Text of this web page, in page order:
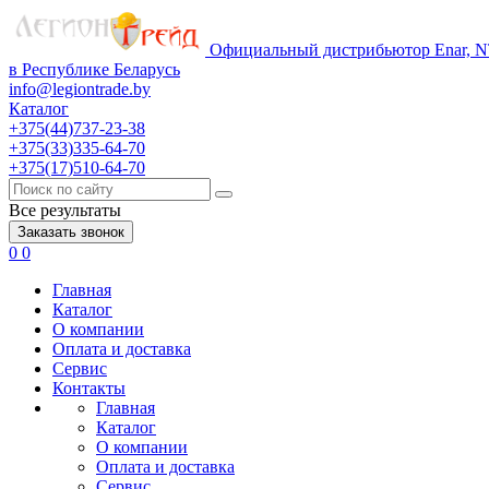
Официальный дистрибьютор Enar,
в Республике Беларусь
info@legiontrade.by
Каталог
+375(44)737-23-38
+375(33)335-64-70
+375(17)510-64-70
Все результаты
Заказать звонок
0 0
Главная
Каталог
О компании
Оплата и доставка
Сервис
Контакты
Главная
Каталог
О компании
Оплата и доставка